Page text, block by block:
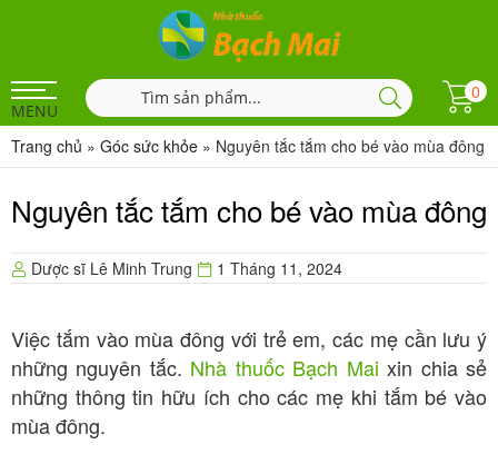
MENU
0
Trang chủ » Góc sức khỏe » Nguyên tắc tắm cho bé vào mùa đông
Nguyên tắc tắm cho bé vào mùa đông
Dược sĩ Lê Minh Trung 1 Tháng 11, 2024
Việc tắm vào mùa đông với trẻ em, các mẹ cần lưu ý
những nguyên tắc. Nhà thuốc Bạch Mai xin chia sẻ
những thông tin hữu ích cho các mẹ khi tắm bé vào
mùa đông.